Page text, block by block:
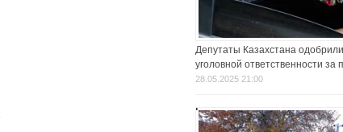
Депутаты Казахстана
уголовной ответственности за
28.05.2025 21:00